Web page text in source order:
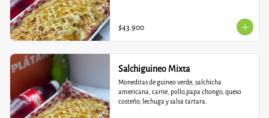
$43.900
Salchiguineo Mixta
Moneditas de guineo verde, salchicha
americana, carne, pollo,papa chongo, queso
costeño, lechuga y salsa tartara.